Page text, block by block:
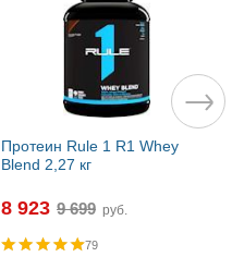
Протеин Rule 1 R1 Whey
Blend 2,27 кг
8 923 руб.
79